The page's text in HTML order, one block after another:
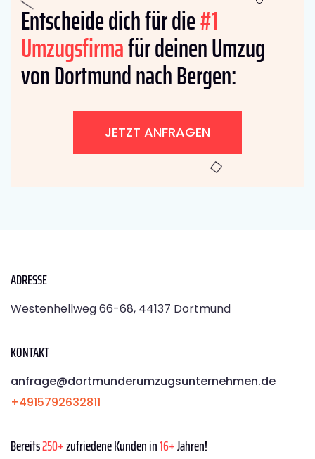
Entscheide dich für die#1
Umzugsfirmafür deinen Umzug
von Dortmund nach Bergen:
JETZT ANFRAGEN
ADRESSE
Westenhellweg 66-68, 44137 Dortmund
KONTAKT
anfrage@dortmunderumzugsunternehmen.de
+4915792632811
Bereits250+zufriedene Kunden in16+Jahren!